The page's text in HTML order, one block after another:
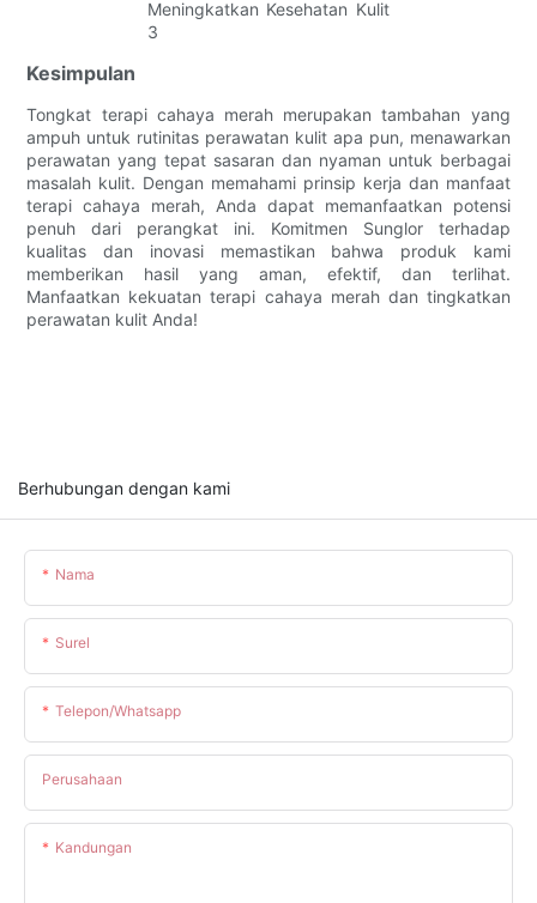
Kesimpulan
Tongkat terapi cahaya merah merupakan tambahan yang
ampuh untuk rutinitas perawatan kulit apa pun, menawarkan
perawatan yang tepat sasaran dan nyaman untuk berbagai
masalah kulit. Dengan memahami prinsip kerja dan manfaat
terapi cahaya merah, Anda dapat memanfaatkan potensi
penuh dari perangkat ini. Komitmen Sunglor terhadap
kualitas dan inovasi memastikan bahwa produk kami
memberikan hasil yang aman, efektif, dan terlihat.
Manfaatkan kekuatan terapi cahaya merah dan tingkatkan
perawatan kulit Anda!
Berhubungan dengan kami
Nama
Surel
Telepon/whatsapp
Perusahaan
Kandungan